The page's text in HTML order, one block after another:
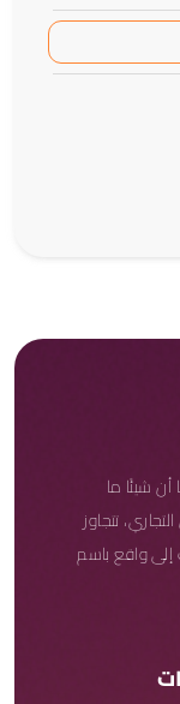
شيئًا ما
تتجاوز
إلى واقع باسم